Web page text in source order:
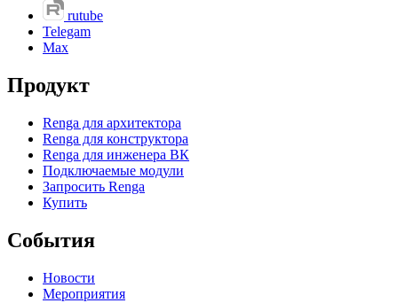
rutube
Telegam
Max
Продукт
Renga для архитектора
Renga для конструктора
Renga для инженера ВК
Подключаемые модули
Запросить Renga
Купить
События
Новости
Мероприятия